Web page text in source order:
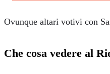
Ovunque altari votivi con
Che cosa vedere al